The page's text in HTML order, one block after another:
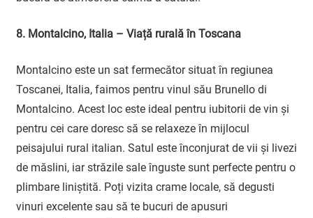
8. Montalcino, Italia – Viață rurală în Toscana
Montalcino este un sat fermecător situat în regiunea
Toscanei, Italia, faimos pentru vinul său Brunello di
Montalcino. Acest loc este ideal pentru iubitorii de vin și
pentru cei care doresc să se relaxeze în mijlocul
peisajului rural italian. Satul este înconjurat de vii și livezi
de măslini, iar străzile sale înguste sunt perfecte pentru o
plimbare liniștită. Poți vizita crame locale, să degusti
vinuri excelente sau să te bucuri de apusuri